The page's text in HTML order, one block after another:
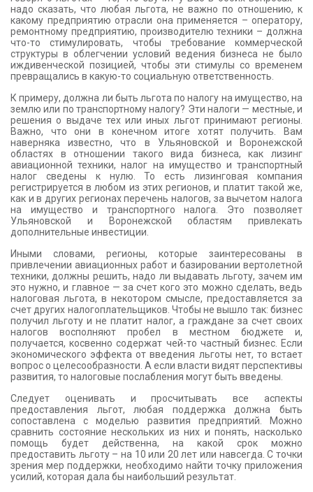
надо сказать, что любая льгота, не важно по отношению, к
какому предприятию отрасли она применяется – оператору,
ремонтному предприятию, производителю техники – должна
что-то стимулировать, чтобы требование коммерческой
структуры в облегчении условий ведения бизнеса не было
иждивенческой позицией, чтобы эти стимулы со временем
превращались в какую-то социальную ответственность.
К примеру, должна ли быть льгота по налогу на имущество, на
землю или по транспортному налогу? Эти налоги — местные, и
решения о выдаче тех или иных льгот принимают регионы.
Важно, что они в конечном итоге хотят получить. Вам
наверняка известно, что в Ульяновской и Воронежской
областях в отношении такого вида бизнеса, как лизинг
авиационной техники, налог на имущество и транспортный
налог сведены к нулю. То есть лизинговая компания
регистрируется в любом из этих регионов, и платит такой же,
как и в других регионах перечень налогов, за вычетом налога
на имущество и транспортного налога. Это позволяет
Ульяновской и Воронежской областям привлекать
дополнительные инвестиции.
Иными словами, регионы, которые заинтересованы в
привлечении авиационных работ и базировании вертолетной
техники, должны решить, надо ли выдавать льготу, зачем им
это нужно, и главное — за счет кого это можно сделать, ведь
налоговая льгота, в некотором смысле, предоставляется за
счет других налогоплательщиков. Чтобы не вышло так: бизнес
получил льготу и не платит налог, а граждане за счет своих
налогов восполняют пробел в местном бюджете и,
получается, косвенно содержат чей-то частный бизнес. Если
экономического эффекта от введения льготы нет, то встает
вопрос о целесообразности. А если власти видят перспективы
развития, то налоговые послабления могут быть введены.
Следует оценивать и просчитывать все аспекты
предоставления льгот, любая поддержка должна быть
сопоставлена с моделью развития предприятий. Можно
сравнить состояние нескольких из них и понять, насколько
помощь будет действенна, на какой срок можно
предоставить льготу – на 10 или 20 лет или навсегда. С точки
зрения мер поддержки, необходимо найти точку приложения
усилий, которая дала бы наибольший результат.